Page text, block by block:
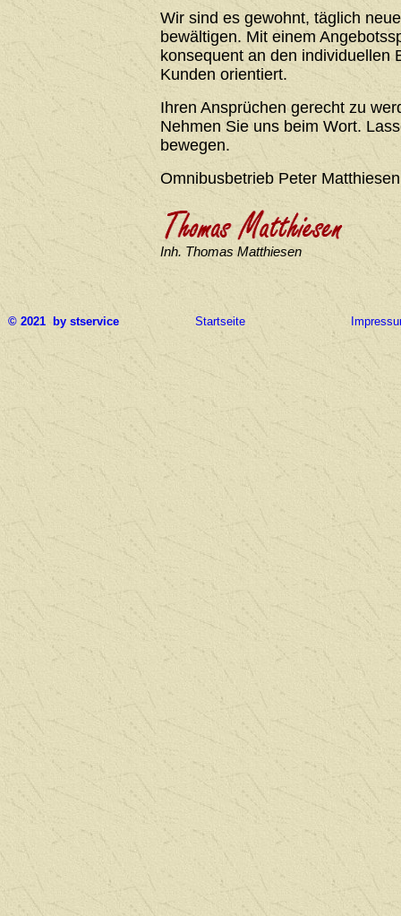
Wir sind es gewohnt, täglich
bewältigen. Mit einem
konsequent an den individuellen
Kunden orientiert.
Ihren Ansprüchen gerecht zu
Nehmen Sie uns beim Wort.
bewegen.
Omnibusbetrieb Peter Matthiesen
Inh. Thomas Matthiesen
© 2021 by stservice Startseite